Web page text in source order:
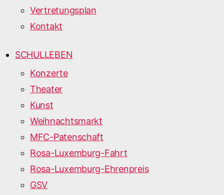
Vertretungsplan
Kontakt
SCHULLEBEN
Konzerte
Theater
Kunst
Weihnachtsmarkt
MFC-Patenschaft
Rosa-Luxemburg-Fahrt
Rosa-Luxemburg-Ehrenpreis
GSV